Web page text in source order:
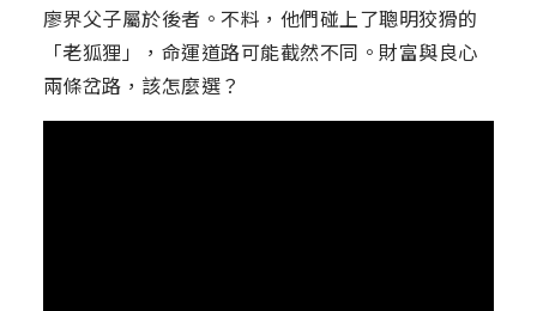
廖界父子屬於後者。不料，他們碰上了聰明狡猾的
「老狐狸」，命運道路可能截然不同。財富與良心
兩條岔路，該怎麼選？